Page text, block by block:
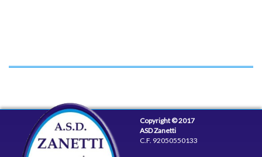
Copyright © 2017
ASD Zanetti
C.F. 92050550133